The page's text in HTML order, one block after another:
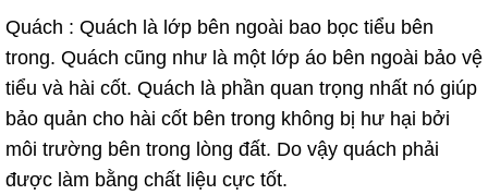
Quách : Quách là lớp bên ngoài bao bọc tiểu bên
trong. Quách cũng như là một lớp áo bên ngoài bảo vệ
tiểu và hài cốt. Quách là phần quan trọng nhất nó giúp
bảo quản cho hài cốt bên trong không bị hư hại bởi
môi trường bên trong lòng đất. Do vậy quách phải
được làm bằng chất liệu cực tốt.